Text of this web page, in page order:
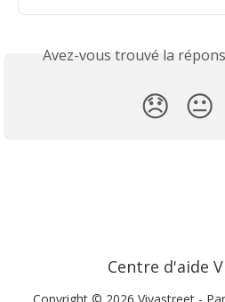
Avez-vous trouvé la
😞 😐
Centre d'aide